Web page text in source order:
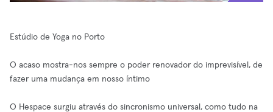
Estúdio de Yoga no Porto
O acaso mostra-nos sempre o poder renovador do imprevisível, de
fazer uma mudança em nosso íntimo
O Hespace surgiu através do sincronismo universal, como tudo na